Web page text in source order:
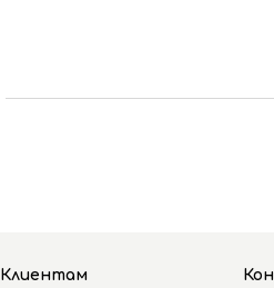
Клиентам